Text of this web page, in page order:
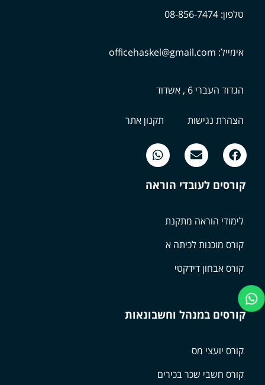
טלפון: 08-856-7474
אימייל: officehaskel@gmail.com
הגדוד העברי 6 , אשדוד
הצהרת נגישות תקנון אתר
קורסים לעובדי הוראה
לימודי הוראה מתקנת
קורס מוכנות לכיתה א
קורס אבחון דידקטי
קורסים במנהל וחשבונאות
קורס יועצי מס
קורס חשבי שכר בכירים